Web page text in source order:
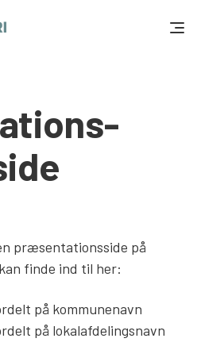
præsentationsside på
finde ind til her:
på kommunenavn
på lokalafdelingsnavn